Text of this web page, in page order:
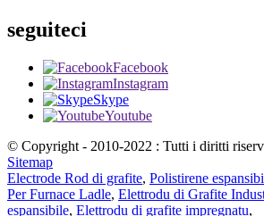
seguiteci
Facebook
Instagram
Skype
Youtube
© Copyright - 2010-2022 : Tutti i diritti
Sitemap
Electrode Rod di grafite, Polistirene
Per Furnace Ladle, Elettrodu di Grafite
espansibile, Elettrodu di grafite impregnatu,